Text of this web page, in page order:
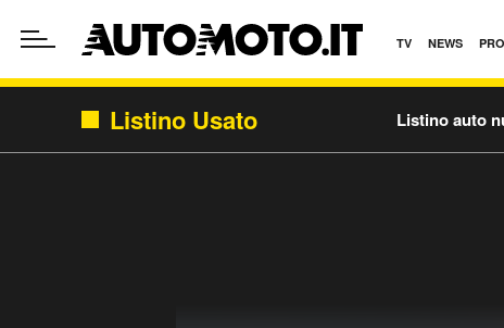
TV NEWS
Listino Usato Listino auto